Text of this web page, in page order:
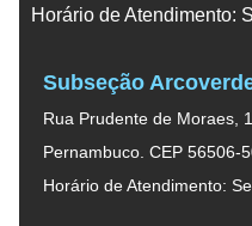
Horário de Atendimento:
Subseção
Rua Prudente de Moraes,
Pernambuco. CEP 56506-
Horário de Atendimento: